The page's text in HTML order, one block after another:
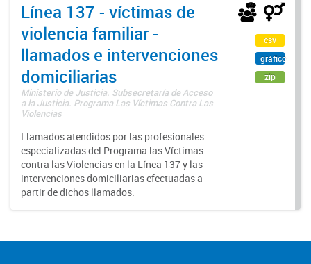
Línea 137 - víctimas de
violencia familiar -
llamados e intervenciones
domiciliarias
Ministerio de Justicia. Subsecretaría de Acceso
a la Justicia. Programa Las Víctimas Contra Las
Violencias
Llamados atendidos por las profesionales
especializadas del Programa las Víctimas
contra las Violencias en la Línea 137 y las
intervenciones domiciliarias efectuadas a
partir de dichos llamados.
csv
gráfico
zip